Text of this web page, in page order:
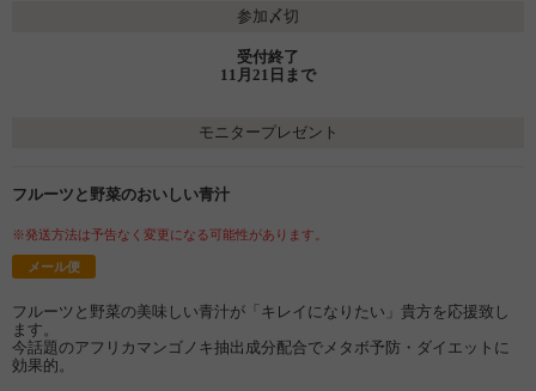
参加〆切
受付終了
11月21日まで
モニタープレゼント
フルーツと野菜のおいしい青汁
※発送方法は予告なく変更になる可能性があります。
メール便
フルーツと野菜の美味しい青汁が「キレイになりたい」貴方を応援致し
ます。
今話題のアフリカマンゴノキ抽出成分配合でメタボ予防・ダイエットに
効果的。